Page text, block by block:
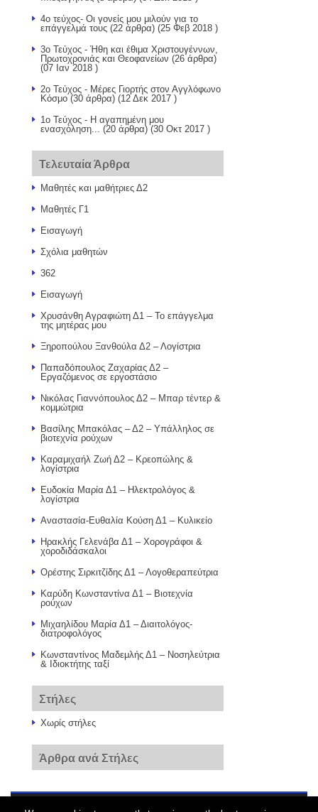
4ο τεύχος- Οι γονείς μου μιλούν για το
επάγγελμά τους (22 άρθρα) (25 Φεβ 2018 )
3ο Τεύχος - Ήθη και έθιμα Χριστουγέννων,
Πρωτοχρονιάς και Θεοφανείων (26 άρθρα)
(07 Ιαν 2018 )
2ο Τεύχος - Μέρες Γιορτής στον Αγγλόφωνο
Κόσμο (30 άρθρα) (12 Δεκ 2017 )
1ο Τεύχος - Η αγαπημένη μου
ενασχόληση... (20 άρθρα) (30 Οκτ 2017 )
Τελευταία Άρθρα
Μαθητές και μαθήτριες Δ2
Μαθητές Γ1
Εισαγωγή
Σχόλια μαθητών
362
Εισαγωγή
Χρυσάνθη Αγραφιώτη Δ1 – Το επάγγελμα
της μητέρας μου
Ξηροπούλου Ξανθούλα Δ2 – Λογίστρια
Παπαδόπουλος Ζαχαρίας Δ2 –
Εργαζόμενος σε εργοστάσιο
Νικόλας Γιαννόπουλος Δ2 – Μπαρ τέντερ &
κομμώτρια
Βασίλης Μπακόλας – Δ2 – Υπάλληλος σε
βιοτεχνία ρούχων
Καραμιχαήλ Ζωή Δ2 – Κρεοπώλης &
λογίστρια
Ευδοκία Μαρία Δ1 – Ηλεκτρολόγος &
λογίστρια
Αναστασία-Ευθαλία Κούση Δ1 – Κυλικείο
Ηρακλής Γελενάβα Δ1 – Χορογράφοι &
χοροδιδάσκαλοι
Ορέστης Σιρκιτζίδης Δ1 – Λογοθεραπεύτρια
Καρύδη Κωνσταντίνα Δ1 – Βιοτεχνία
ρούχων
Μιχαηλίδου Μαρία Δ1 – Διαιτολόγος-
διατροφολόγος
Κωνσταντίνος Μαδεμλής Δ1 – Νοσηλεύτρια
& Ιδιοκτήτης ταξί
Στήλες
Χωρίς στήλες
Άρθρα ανά Στήλες